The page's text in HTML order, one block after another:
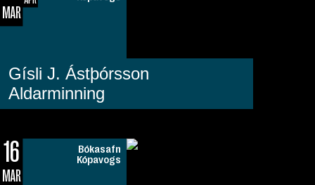
MAR
Gísli J. Ástþórsson
Aldarminning
16
MAR
Bókasafn
Kópavogs